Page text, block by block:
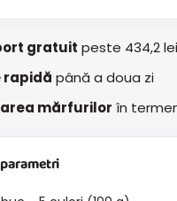
gratuit peste 434,2 lei
rapidă până a doua zi
mărfurilor în